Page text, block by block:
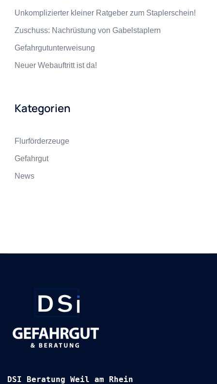
Unkomplizierter kleiner Ratgeber zum Staplerschein!
Zuschuss: Nachrüstung von Gabelstaplern
Gefahrgutunterweisung
Neuer Webauftritt ist da!
Kategorien
Flurförderzeuge
Gefahrgut
News
DSI Beratung Weil am Rhein